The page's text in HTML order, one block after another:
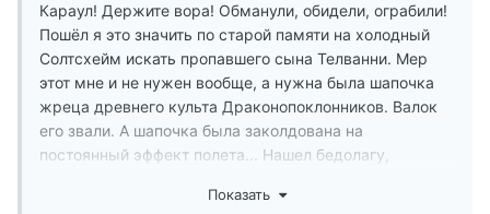
Караул! Держите вора! Обманули, обидели, ограбили!
Пошёл я это значить по старой памяти на холодный
Солтсхейм искать пропавшего сына Телванни. Мер
этот мне и не нужен вообще, а нужна была шапочка
жреца древнего культа Драконопоклонников. Валок
его звали. А шапочка была заколдована на
постоянный эффект полета... Нашел бедолагу,
повыполнять в обмен на одежку. А одёжку
Показать